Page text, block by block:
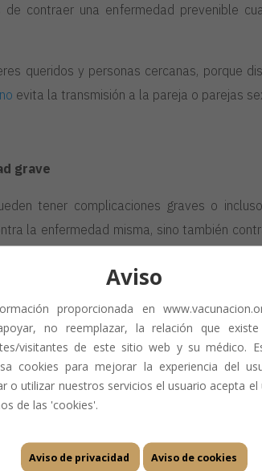
contraer una enfermedad prevenible
queridos y personas cercanas, porque
evita la transmisión a la pareja o parejas
grave
tener complicaciones graves o
la enfermedad misma, sino también
cáncer, o la
la mayoría de las personas no los
vidas, con lo que han demostrado
Aviso
proporcionada en
no reemplazar, la relación que
visitantes de este sitio web y su médico.
cookies para mejorar la experiencia del
o utilizar nuestros servicios el usuario acepta el
de las 'cookies'.
Aviso de privacidad Aviso de cookies